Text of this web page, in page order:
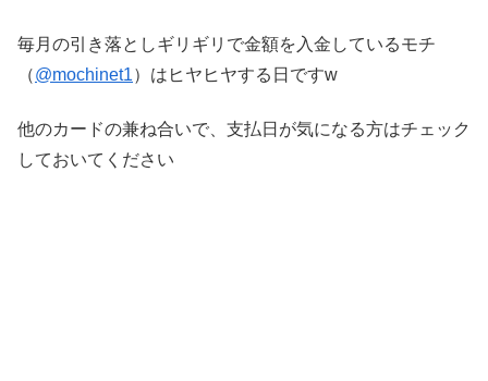
毎月の引き落としギリギリで金額を入金しているモチ
（@mochinet1）はヒヤヒヤする日ですw
他のカードの兼ね合いで、支払日が気になる方はチェック
しておいてください